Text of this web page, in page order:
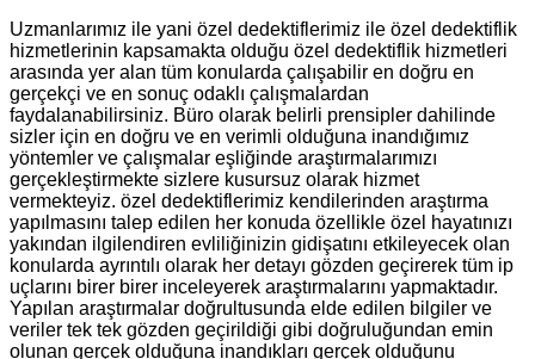
Uzmanlarımız ile yani özel dedektiflerimiz ile özel dedektiflik
hizmetlerinin kapsamakta olduğu özel dedektiflik hizmetleri
arasında yer alan tüm konularda çalışabilir en doğru en
gerçekçi ve en sonuç odaklı çalışmalardan
faydalanabilirsiniz. Büro olarak belirli prensipler dahilinde
sizler için en doğru ve en verimli olduğuna inandığımız
yöntemler ve çalışmalar eşliğinde araştırmalarımızı
gerçekleştirmekte sizlere kusursuz olarak hizmet
vermekteyiz. özel dedektiflerimiz kendilerinden araştırma
yapılmasını talep edilen her konuda özellikle özel hayatınızı
yakından ilgilendiren evliliğinizin gidişatını etkileyecek olan
konularda ayrıntılı olarak her detayı gözden geçirerek tüm ip
uçlarını birer birer inceleyerek araştırmalarını yapmaktadır.
Yapılan araştırmalar doğrultusunda elde edilen bilgiler ve
veriler tek tek gözden geçirildiği gibi doğruluğundan emin
olunan gerçek olduğuna inandıkları gerçek olduğunu